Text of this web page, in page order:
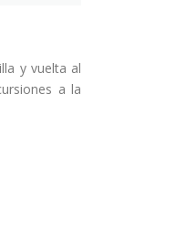
y vuelta al
a la